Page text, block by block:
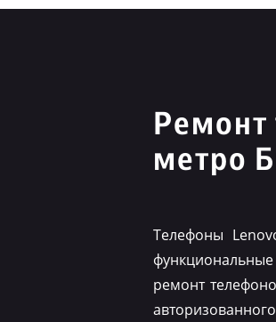
Ремонт
метро
Телефоны
ремонт